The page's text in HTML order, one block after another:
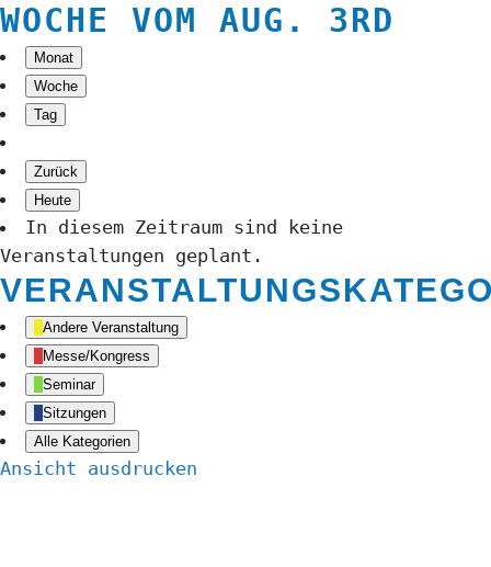
WOCHE VOM AUG. 3RD
Monat
Woche
Tag
Zurück
Heute
In diesem Zeitraum sind keine
Veranstaltungen geplant.
Andere Veranstaltung
Messe/Kongress
Seminar
Sitzungen
Alle Kategorien
Ansicht ausdrucken